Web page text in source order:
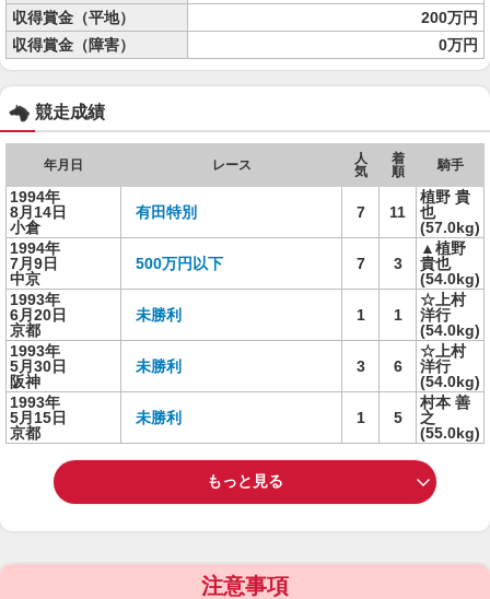
収得賞金（平地）
200万円
収得賞金（障害）
0万円
競走成績
年月日 レース
人
気
着
順
騎手
1994年
8月14日
小倉
有田特別 7 11
植野 貴
也
(57.0kg)
1994年
7月9日
中京
500万円以下 7 3
▲植野
貴也
(54.0kg)
1993年
6月20日
京都
未勝利 1 1
☆上村
洋行
(54.0kg)
1993年
5月30日
阪神
未勝利 3 6
☆上村
洋行
(54.0kg)
1993年
5月15日
京都
未勝利 1 5
村本 善
之
(55.0kg)
もっと見る
注意事項